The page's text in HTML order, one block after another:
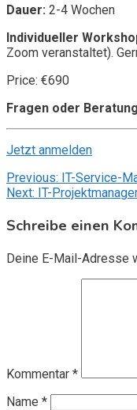
Dauer: 2-4 Wochen
Individueller
Zoom veranstaltet).
Price: €690
Fragen oder
Jetzt anmelden
Previous: IT-Service-
Next: IT-
Schreibe einen
Deine E-Mail-Adresse
Kommentar *
Name *